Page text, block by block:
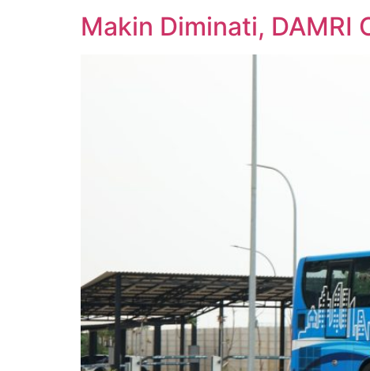
Makin Diminati, DAMRI